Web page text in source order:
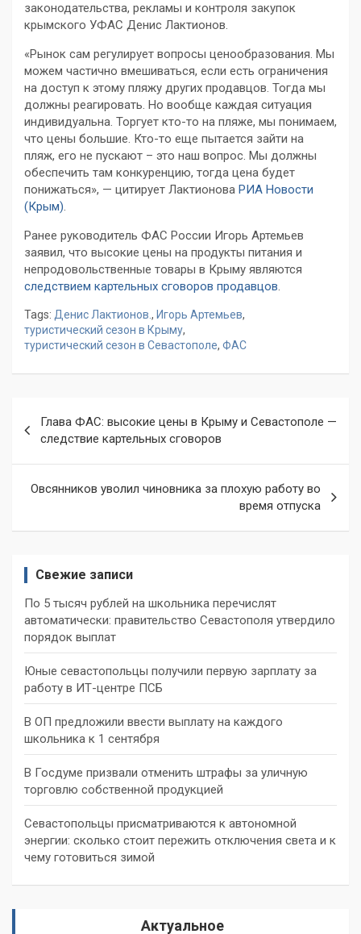
законодательства, рекламы и контроля закупок
крымского УФАС Денис Лактионов.
«Рынок сам регулирует вопросы ценообразования. Мы
можем частично вмешиваться, если есть ограничения
на доступ к этому пляжу других продавцов. Тогда мы
должны реагировать. Но вообще каждая ситуация
индивидуальна. Торгует кто-то на пляже, мы понимаем,
что цены большие. Кто-то еще пытается зайти на
пляж, его не пускают – это наш вопрос. Мы должны
обеспечить там конкуренцию, тогда цена будет
понижаться», — цитирует Лактионова РИА Новости
(Крым).
Ранее руководитель ФАС России Игорь Артемьев
заявил, что высокие цены на продукты питания и
непродовольственные товары в Крыму являются
следствием картельных сговоров продавцов.
Tags: Денис Лактионов., Игорь Артемьев,
туристический сезон в Крыму,
туристический сезон в Севастополе, ФАС
по
записям
Глава ФАС: высокие цены в Крыму и Севастополе —
следствие картельных сговоров
Овсянников уволил чиновника за плохую работу во
время отпуска
Свежие записи
По 5 тысяч рублей на школьника перечислят
автоматически: правительство Севастополя утвердило
порядок выплат
Юные севастопольцы получили первую зарплату за
работу в ИТ-центре ПСБ
В ОП предложили ввести выплату на каждого
школьника к 1 сентября
В Госдуме призвали отменить штрафы за уличную
торговлю собственной продукцией
Севастопольцы присматриваются к автономной
энергии: сколько стоит пережить отключения света и к
чему готовиться зимой
Актуальное